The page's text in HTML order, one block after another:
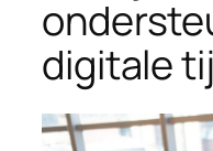
digitale